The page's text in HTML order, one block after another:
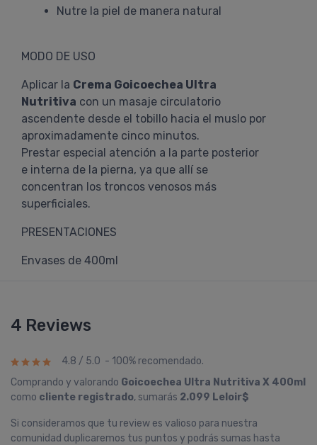
Nutre la piel de manera natural
MODO DE USO
Aplicar la Crema Goicoechea Ultra
Nutritiva con un masaje circulatorio
ascendente desde el tobillo hacia el muslo por
aproximadamente cinco minutos.
Prestar especial atención a la parte posterior
e interna de la pierna, ya que allí se
concentran los troncos venosos más
superficiales.
PRESENTACIONES
Envases de 400ml
4 Reviews
4.8 / 5.0 - 100% recomendado.
Comprando y valorando Goicoechea Ultra Nutritiva X 400ml
como cliente registrado, sumarás 2.099 Leloir$
Si consideramos que tu review es valioso para nuestra
comunidad duplicaremos tus puntos y podrás sumas hasta